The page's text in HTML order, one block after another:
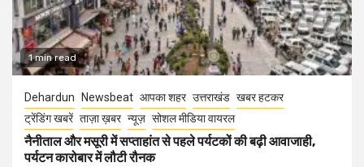
1 min read
Dehardun Newsbeat आपका शहर उत्तराखंड खबर हटकर
ट्रेंडिंग खबरें ताज़ा ख़बर न्यूज़ सोशल मीडिया वायरल
नैनीताल और मसूरी में सप्ताहांत से पहले पर्यटकों की बढ़ी आवाजाही,
पर्यटन कारोबार में लौटी रौनक